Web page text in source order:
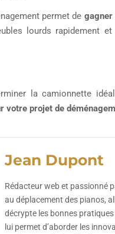
permet de gagner
lourds rapidement
la camionnette
votre projet de
Jean Dupont
Rédacteur web et passionné
au déplacement des pianos,
décrypte les bonnes
lui permet d’aborder les